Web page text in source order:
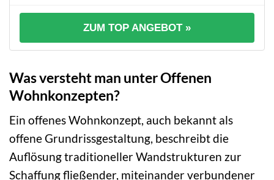
ZUM TOP ANGEBOT »
Was versteht man unter Offenen
Wohnkonzepten?
Ein offenes Wohnkonzept, auch bekannt als
offene Grundrissgestaltung, beschreibt die
Auflösung traditioneller Wandstrukturen zur
Schaffung fließender, miteinander verbundener